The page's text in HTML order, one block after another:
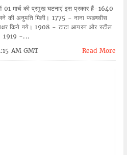
में 01 मार्च की प्रमुख घटनाएं इस प्रकार हैं-1640
की अनुमति मिली। 1775 - नाना फडणवीस
किये गये। 1908 - टाटा आयरन और स्टील
1919 -...
AM GMT Read More